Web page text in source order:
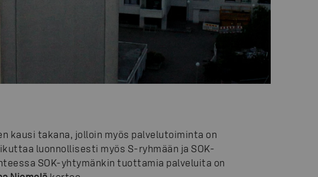
kausi takana, jolloin myös palvelutoiminta on
luonnollisesti myös S-ryhmään ja SOK-
SOK-yhtymänkin tuottamia palveluita on